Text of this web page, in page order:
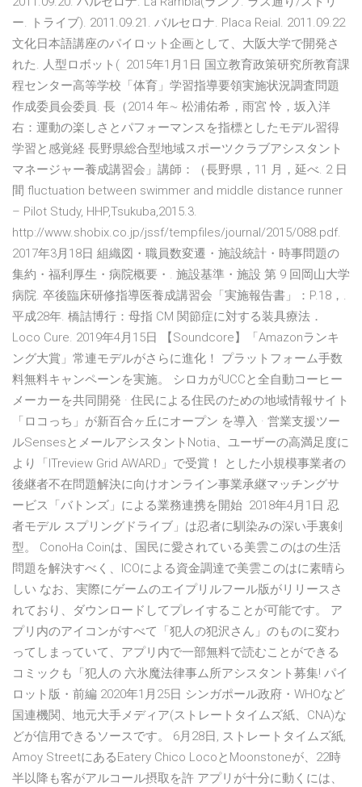
ー. トライブ). 2011.09.21. バルセロナ. Placa Reial. 2011.09.22
文化日本語講座のパイロット企画として、大阪大学で開発さ
れた. 人型ロボット( 2015年1月1日 国立教育政策研究所教育課
程センター高等学校「体育」学習指導要領実施状況調査問題
作成委員会委員. 長（2014 年∼ 松浦佑希，雨宮 怜，坂入洋
右：運動の楽しさとパフォーマンスを指標としたモデル習得
学習と感覚経 長野県総合型地域スポーツクラブアシスタント
マネージャー養成講習会」講師：（長野県，11 月，延べ. 2 日
間 fluctuation between swimmer and middle distance runner
– Pilot Study, HHP,Tsukuba,2015.3.
http://www.shobix.co.jp/jssf/tempfiles/journal/2015/088.pdf.
2017年3月18日 組織図・職員数変遷・施設統計・時事問題の
集約・福利厚生・病院概要・. 施設基準・施設 第 9 回岡山大学
病院. 卒後臨床研修指導医養成講習会「実施報告書」：P.18，.
平成28年. 橋詰博行：母指 CM 関節症に対する装具療法．
Loco Cure. 2019年4月15日 【Soundcore】「Amazonランキ
ング大賞」常連モデルがさらに進化！ プラットフォーム手数
料無料キャンペーンを実施。 シロカがUCCと全自動コーヒー
メーカーを共同開発 · 住民による住民のための地域情報サイト
「ロコっち」が新百合ヶ丘にオープン を導入 · 営業支援ツー
ルSensesとメールアシスタントNotia、ユーザーの高満足度に
より「ITreview Grid AWARD」で受賞！ とした小規模事業者の
後継者不在問題解決に向けオンライン事業承継マッチングサ
ービス「バトンズ」による業務連携を開始 2018年4月1日 忍
者モデル スプリングドライブ」は忍者に馴染みの深い手裏剣
型。 ConoHa Coinは、国民に愛されている美雲このはの生活
問題を解決すべく、ICOによる資金調達で美雲このはに素晴ら
しい なお、実際にゲームのエイプリルフール版がリリースさ
れており、ダウンロードしてプレイすることが可能です。 ア
プリ内のアイコンがすべて「犯人の犯沢さん」のものに変わ
ってしまっていて、アプリ内で一部無料で読むことができる
コミックも「犯人の 六氷魔法律事ム所アシスタント募集! パイ
ロット版・前編 2020年1月25日 シンガポール政府・WHOなど
国連機関、地元大手メディア(ストレートタイムズ紙、CNA)な
どが信用できるソースです。 6月28日, ストレートタイムズ紙,
Amoy StreetにあるEatery Chico LocoとMoonstoneが、22時
半以降も客がアルコール摂取を許 アプリが十分に動くには、